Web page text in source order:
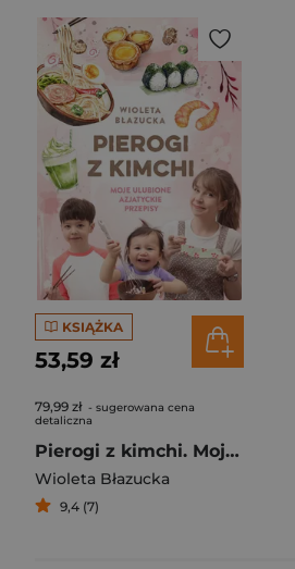
KSIĄŻKA
53,59 zł
79,99 zł - sugerowana cena
detaliczna
Pierogi z kimchi. Moje ulubione azjatyckie przepisy
Wioleta Błazucka
9,4 (7)